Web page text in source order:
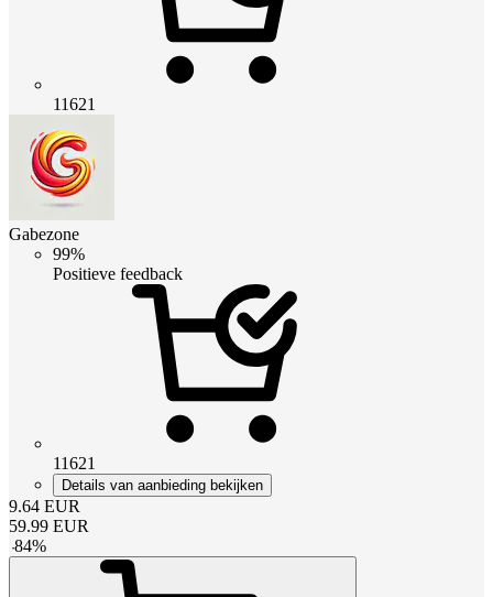
11621
Gabezone
99%
Positieve feedback
11621
Details van aanbieding bekijken
9.64 EUR
59.99 EUR
-84%